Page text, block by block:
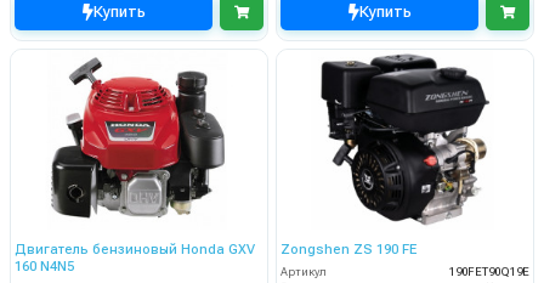
Купить Купить
Двигатель бензиновый Honda GXV
160 N4N5
Zongshen ZS 190 FE
Артикул
190FET90Q19E